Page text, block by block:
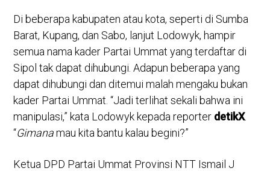
Di beberapa kabupaten atau kota, seperti di Sumba
Barat, Kupang, dan Sabo, lanjut Lodowyk, hampir
semua nama kader Partai Ummat yang terdaftar di
Sipol tak dapat dihubungi. Adapun beberapa yang
dapat dihubungi dan ditemui malah mengaku bukan
kader Partai Ummat. “Jadi terlihat sekali bahwa ini
manipulasi,” kata Lodowyk kepada reporter detikX.
“Gimanamau kita bantu kalau begini?”
Ketua DPD Partai Ummat Provinsi NTT Ismail J